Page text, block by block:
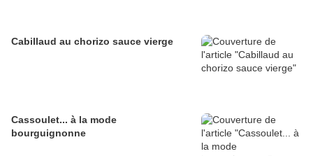
Cabillaud au chorizo sauce vierge
Cassoulet... à la mode
bourguignonne